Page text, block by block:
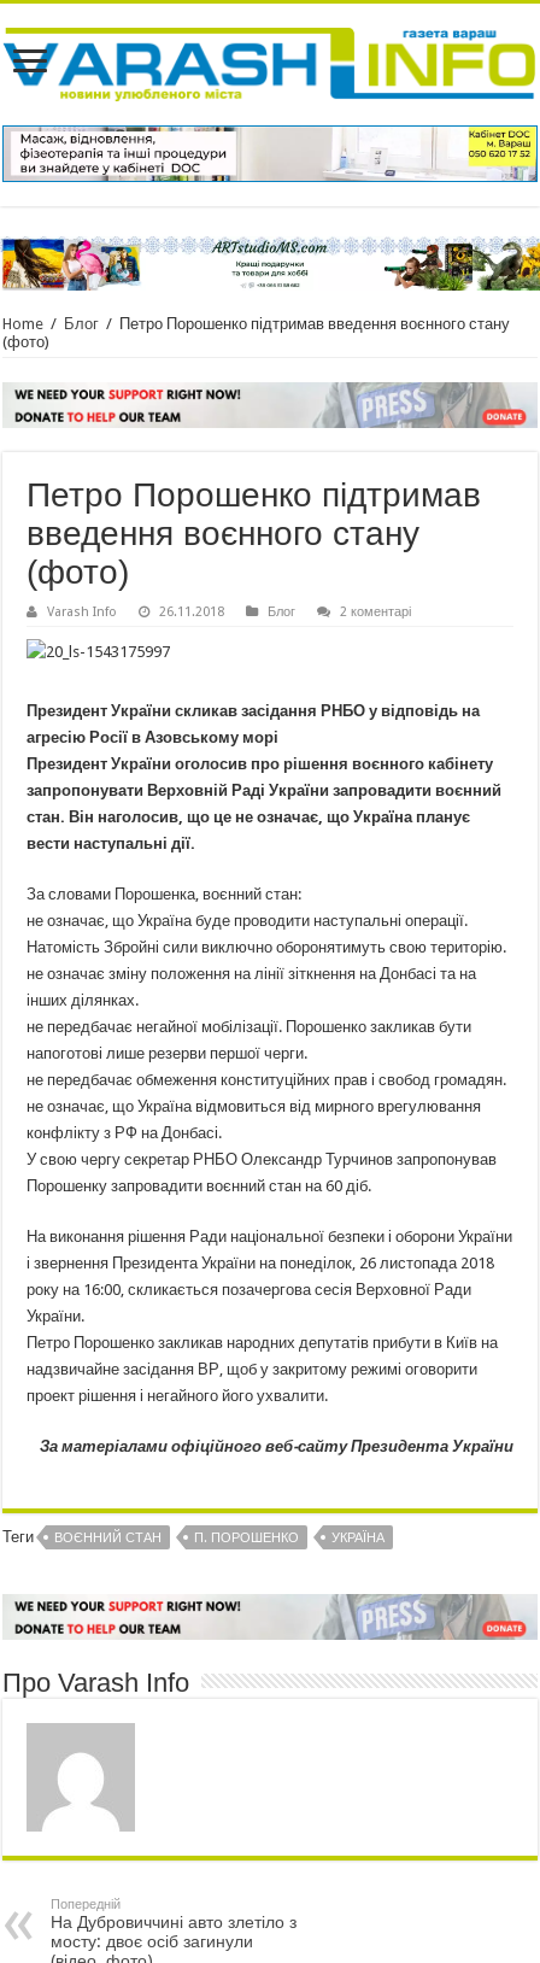
Home / Блог / Петро Порошенко підтримав введення воєнного стану
(фото)
Петро Порошенко підтримав
введення воєнного стану
(фото)
Varash Info 26.11.2018 Блог 2 коментарі
Президент України скликав засідання РНБО у відповідь на
агресію Росії в Азовському морі
Президент України оголосив про рішення воєнного кабінету
запропонувати Верховній Раді України запровадити воєнний
стан. Він наголосив, що це не означає, що Україна планує
вести наступальні дії.
За словами Порошенка, воєнний стан:
не означає, що Україна буде проводити наступальні операції.
Натомість Збройні сили виключно оборонятимуть свою територію.
не означає зміну положення на лінії зіткнення на Донбасі та на
інших ділянках.
не передбачає негайної мобілізації. Порошенко закликав бути
напоготові лише резерви першої черги.
не передбачає обмеження конституційних прав і свобод громадян.
не означає, що Україна відмовиться від мирного врегулювання
конфлікту з РФ на Донбасі.
У свою чергу секретар РНБО Олександр Турчинов запропонував
Порошенку запровадити воєнний стан на 60 діб.
На виконання рішення Ради національної безпеки і оборони України
і звернення Президента України на понеділок, 26 листопада 2018
року на 16:00, скликається позачергова сесія Верховної Ради
України.
Петро Порошенко закликав народних депутатів прибути в Київ на
надзвичайне засідання ВР, щоб у закритому режимі оговорити
проект рішення і негайного його ухвалити.
За матеріалами офіційного веб-сайту Президента України
Теги ВОЄННИЙ СТАН П. ПОРОШЕНКО УКРАЇНА
Про Varash Info
Попередній
На Дубровиччині авто злетіло з
мосту: двоє осіб загинули